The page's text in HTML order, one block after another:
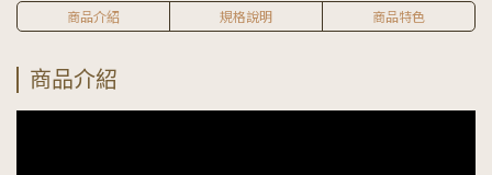
商品介紹 規格說明 商品特色
商品介紹